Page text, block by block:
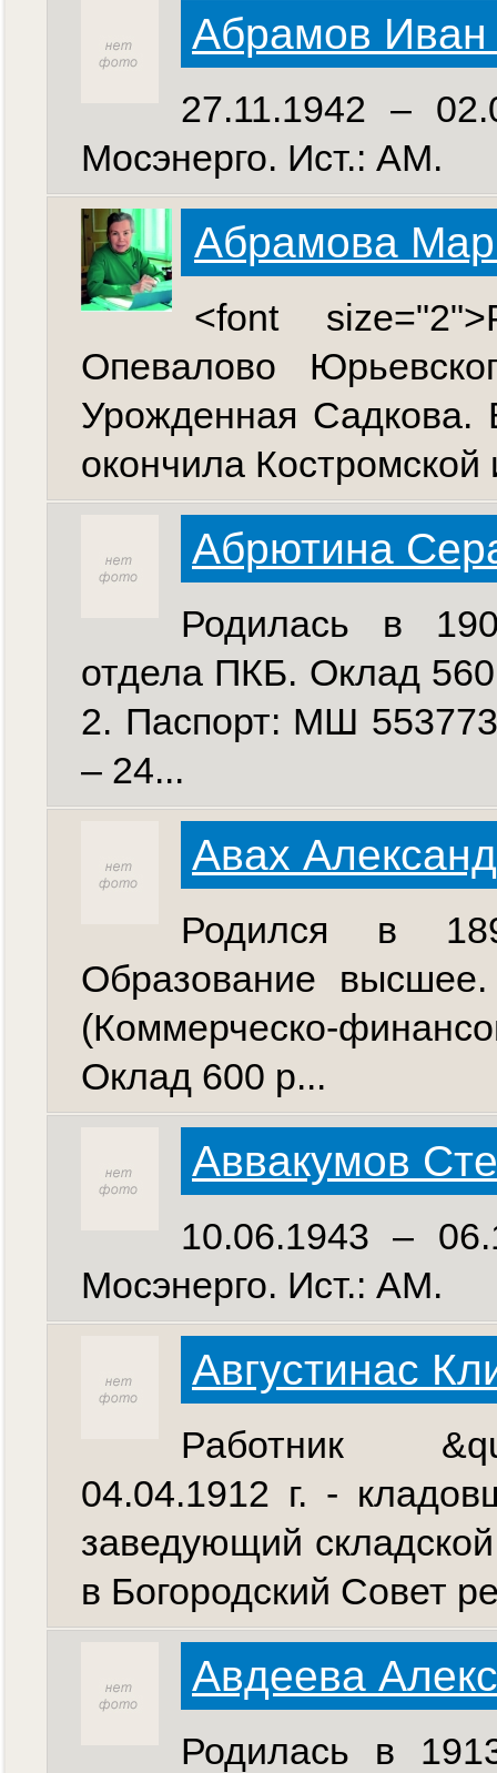
Абрамов Иван
27.11.1942 –
Мосэнерго. Ист.: АМ.
Абрамова
<font
Опевалово
Урожденная
окончила
Абрютина
Родилась в
отдела ПКБ. Оклад
2. Паспорт: МШ
– 24...
Авах
Родился в
Образование
(Коммерческо-
Оклад 600 р...
Аввакумов
10.06.1943 –
Мосэнерго. Ист.: АМ.
Августинас
Работник
04.04.1912 г. -
заведующий
в Богородский Совет
Авдеева
Родилась в